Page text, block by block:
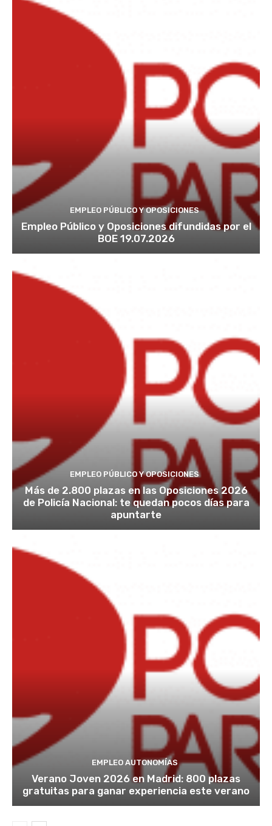
EMPLEO PÚBLICO Y OPOSICIONES
Empleo Público y Oposiciones difundidas por el
BOE 19.07.2026
EMPLEO PÚBLICO Y OPOSICIONES
Más de 2.800 plazas en las Oposiciones 2026
de Policía Nacional: te quedan pocos días para
apuntarte
EMPLEO AUTONOMÍAS
Verano Joven 2026 en Madrid: 800 plazas
gratuitas para ganar experiencia este verano